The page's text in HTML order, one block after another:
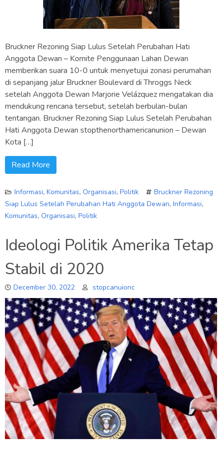
Bruckner Rezoning Siap Lulus Setelah Perubahan Hati
Anggota Dewan – Komite Penggunaan Lahan Dewan
memberikan suara 10-0 untuk menyetujui zonasi perumahan
di sepanjang jalur Bruckner Boulevard di Throggs Neck
setelah Anggota Dewan Marjorie Velázquez mengatakan dia
mendukung rencana tersebut, setelah berbulan-bulan
tentangan. Bruckner Rezoning Siap Lulus Setelah Perubahan
Hati Anggota Dewan stopthenorthamericanunion – Dewan
Kota […]
Read More
Informasi, Komunitas, Organisasi, Politik
Bruckner Rezoning
Siap Lulus Setelah Perubahan Hati Anggota Dewan, Informasi,
Komunitas, Organisasi, Politik
Ideologi Politik Amerika Tetap
Stabil di 2020
December 30, 2022 stopcanuionc